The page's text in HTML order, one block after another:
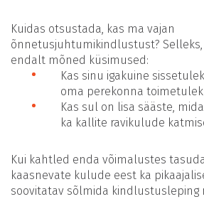
Kuidas otsustada, kas ma vajan
õnnetusjuhtumikindlustust?
endalt mõned küsimused:
Kas sinu igakuine
oma perekonna
Kas sul on lisa sääste,
ka kallite ravikulude
Kui kahtled enda võimalustes
kaasnevate kulude eest ka
soovitatav sõlmida kindlustusleping